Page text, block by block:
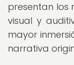
presentan los
visual y
mayor
narrativa